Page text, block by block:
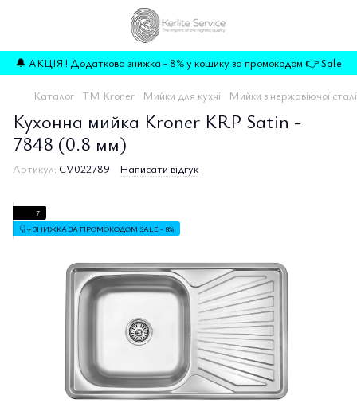
🔔 АКЦІЯ ! Додаткова знижка - 8% у кошику за промокодом 👉 Sale
Каталог TM Kroner Мийки для кухні Мийки з нержавіючої сталі
Кухонна мийка Kroner KRP Satin -
7848 (0.8 мм)
Артикул: CV022789 Написати відгук
7
👇 + ЗНИЖКА ЗА ПРОМОКОДОМ SALE - 8%